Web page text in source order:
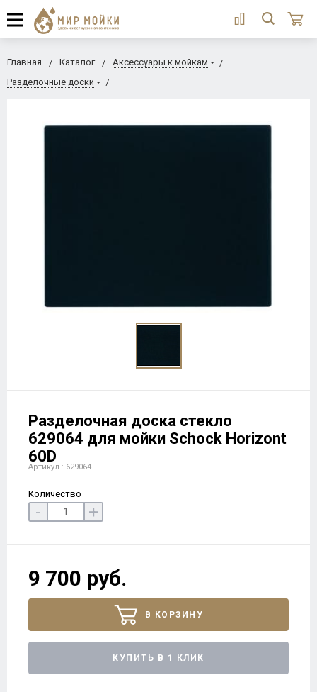
Главная Каталог
Аксессуары к мойкам
Разделочные доски
Разделочная доска стекло
629064 для мойки Schock Horizont
60D
Артикул : 629064
Количество
- +
9 700 руб.
В КОРЗИНУ
КУПИТЬ В 1 КЛИК